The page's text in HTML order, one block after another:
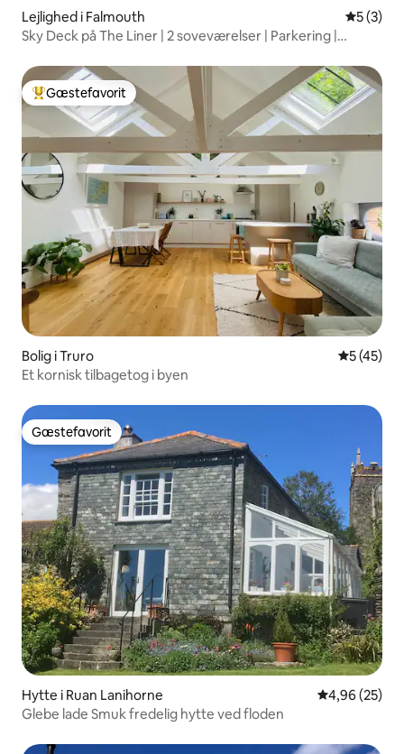
Lejlighed i Falmouth 5 ud af 5
5 (3)
Sky Deck på The Liner | 2 soveværelser | Parkering |
Bedste gæstefavorit
Gæstefavorit
Bolig i Truro 5 ud af 5 i
5 (45)
Et kornisk tilbagetog i byen
Gæstefavorit
Gæstefavorit
Hytte i Ruan Lanihorne 4,96 ud af 5 i
4,96 (25)
Glebe lade Smuk fredelig hytte ved floden